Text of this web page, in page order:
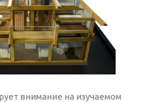
внимание на изучаемом